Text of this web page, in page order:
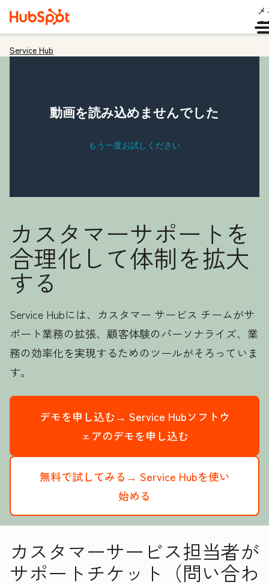
Service Hub
カスタマーサポートを
合理化して体制を拡大
する
Service Hubには、カスタマー サービス チームがサ
ポート業務の拡張、顧客体験のパーソナライズ、業
務の効率化を実現するためのツールがそろっていま
す。
デモを申し込む→ Service Hubソフトウ
ェアのデモを申し込む
無料で試してみる→ Service Hubを使い
始める
カスタマーサービス担当者が
サポートチケット（問い合わ